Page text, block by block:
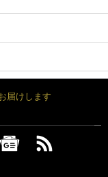
届けします